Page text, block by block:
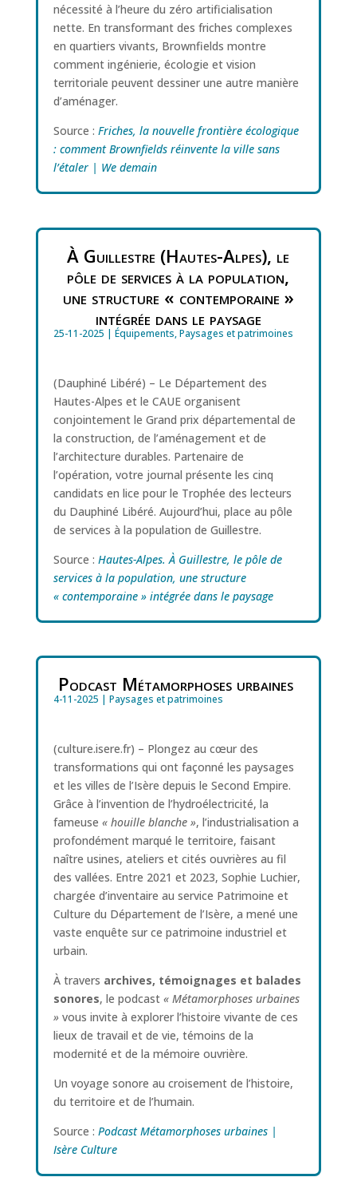
nécessité à l’heure du zéro artificialisation
nette. En transformant des friches complexes
en quartiers vivants, Brownfields montre
comment ingénierie, écologie et vision
territoriale peuvent dessiner une autre manière
d’aménager.
Source : Friches, la nouvelle frontière écologique
: comment Brownfields réinvente la ville sans
l’étaler | We demain
À Guillestre (Hautes-Alpes), le
pôle de services à la population,
une structure « contemporaine »
intégrée dans le paysage
25-11-2025 | Équipements,Paysages et patrimoines
(Dauphiné Libéré) – Le Département des
Hautes-Alpes et le CAUE organisent
conjointement le Grand prix départemental de
la construction, de l’aménagement et de
l’architecture durables. Partenaire de
l’opération, votre journal présente les cinq
candidats en lice pour le Trophée des lecteurs
du Dauphiné Libéré. Aujourd’hui, place au pôle
de services à la population de Guillestre.
Source : Hautes-Alpes. À Guillestre, le pôle de
services à la population, une structure
« contemporaine » intégrée dans le paysage
Podcast Métamorphoses urbaines
4-11-2025 | Paysages et patrimoines
(culture.isere.fr) – Plongez au cœur des
transformations qui ont façonné les paysages
et les villes de l’Isère depuis le Second Empire.
Grâce à l’invention de l’hydroélectricité, la
fameuse « houille blanche », l’industrialisation a
profondément marqué le territoire, faisant
naître usines, ateliers et cités ouvrières au fil
des vallées. Entre 2021 et 2023, Sophie Luchier,
chargée d’inventaire au service Patrimoine et
Culture du Département de l’Isère, a mené une
vaste enquête sur ce patrimoine industriel et
urbain.
À travers archives, témoignages et balades
sonores, le podcast « Métamorphoses urbaines
»vous invite à explorer l’histoire vivante de ces
lieux de travail et de vie, témoins de la
modernité et de la mémoire ouvrière.
Un voyage sonore au croisement de l’histoire,
du territoire et de l’humain.
Source : Podcast Métamorphoses urbaines |
Isère Culture